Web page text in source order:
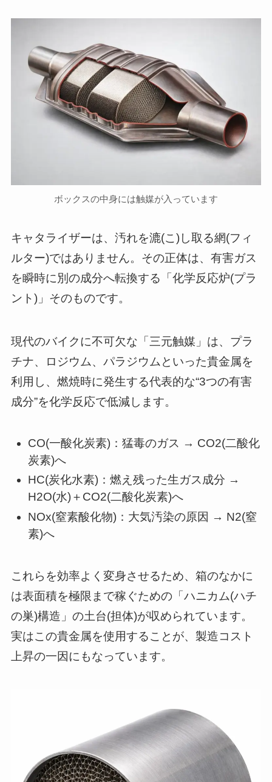
ボックスの中身には触媒が入っています
キャタライザーは、汚れを漉(こ)し取る網(フィ
ルター)ではありません。その正体は、有害ガス
を瞬時に別の成分へ転換する「化学反応炉(プラ
ント)」そのものです。
現代のバイクに不可欠な「三元触媒」は、プラ
チナ、ロジウム、パラジウムといった貴金属を
利用し、燃焼時に発生する代表的な“3つの有害
成分”を化学反応で低減します。
CO(一酸化炭素)：猛毒のガス → CO2(二酸化
炭素)へ
HC(炭化水素)：燃え残った生ガス成分 →
H2O(水)＋CO2(二酸化炭素)へ
NOx(窒素酸化物)：大気汚染の原因 → N2(窒
素)へ
これらを効率よく変身させるため、箱のなかに
は表面積を極限まで稼ぐための「ハニカム(ハチ
の巣)構造」の土台(担体)が収められています。
実はこの貴金属を使用することが、製造コスト
上昇の一因にもなっています。